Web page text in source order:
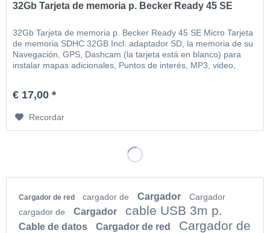
32Gb Tarjeta de memoria p. Becker Ready 45 SE
32Gb Tarjeta de memoria p. Becker Ready 45 SE Micro Tarjeta
de memoria SDHC 32GB Incl. adaptador SD, la memoria de su
Navegación, GPS, Dashcam (la tarjeta está en blanco) para
instalar mapas adicionales, Puntos de interés, MP3, video,
€ 17,00 *
Recordar
Cargador de red cargador de Cargador
Cargador
cargador de
Cargador cable USB 3m p.
Cable de datos Cargador de red Cargador de